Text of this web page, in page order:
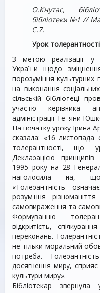
О.Кнутас,
бібліотеки №1 //
С.7.
Урок толерантності
З метою реалізації у
України щодо
порозуміння
на виконання
сільській бібліотеці
участю керівника
адміністрації Тетяни
На початку уроку Ірина
сказала: «16 листопада
толерантності, що
Декларацією
1995 року на 28
наголосила на, що
«Толерантність
розуміння
самовираження та
Формуванню
відкритість,
переконань.
не тільки моральний
потреба.
досягнення миру, сприяє
культури миру».
Бібліотекар